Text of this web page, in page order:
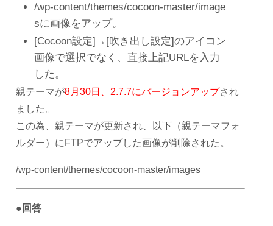
/wp-content/themes/cocoon-master/image
sに画像をアップ。
[Cocoon設定]→[吹き出し設定]のアイコン
画像で選択でなく、直接上記URLを入力
した。
親テーマが8月30日、2.7.7にバージョンアップされ
ました。
この為、親テーマが更新され、以下（親テーマフォ
ルダー）にFTPでアップした画像が削除された。
/wp-content/themes/cocoon-master/images
●回答